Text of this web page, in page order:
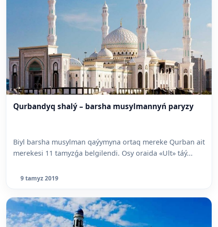
Qurbandyq shalý – barsha musylmannyń paryzy
Biyl barsha musylman qaýymyna ortaq mereke Qurban ait
merekesi 11 tamyzǵa belgilendi. Osy oraida «Ult» táý...
9 tamyz 2019